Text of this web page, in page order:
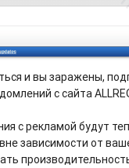
и вы заражены,
с сайта
с рекламой будут
зависимости от